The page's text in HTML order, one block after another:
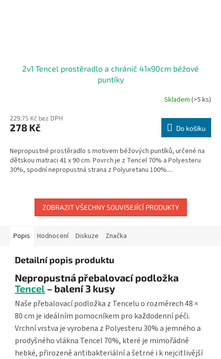
2v1 Tencel prostěradlo a chránič 41x90cm béžové
puntíky
Skladem (>5 ks)
229,75 Kč bez DPH
278 Kč Do košíku
Nepropustné prostěradlo s motivem béžových puntíků, určené na
dětskou matraci 41 x 90 cm. Povrch je z Tencel 70% a Polyesteru
30%, spodní nepropustná strana z Polyuretanu 100%....
ZOBRAZIT VŠECHNY SOUVISEJÍCÍ PRODUKTY
Popis Hodnocení Diskuze Značka
Detailní popis produktu
Nepropustná přebalovací podložka
Tencel – balení 3 kusy
Naše přebalovací podložka z Tencelu o rozměrech 48 ×
80 cm je ideálním pomocníkem pro každodenní péči.
Vrchní vrstva je vyrobena z Polyesteru 30% a jemného a
prodyšného vlákna Tencel 70%, které je mimořádně
hebké, přirozeně antibakteriální a šetrné i k nejcitlivější